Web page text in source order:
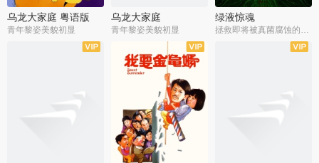
乌龙大家庭 粤语版
青年黎姿美貌初显
乌龙大家庭
青年黎姿美貌初显
绿液惊魂
拯救即将被真菌腐蚀的世界